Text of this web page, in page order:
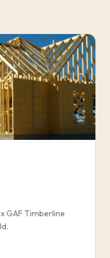
GAF Timberline